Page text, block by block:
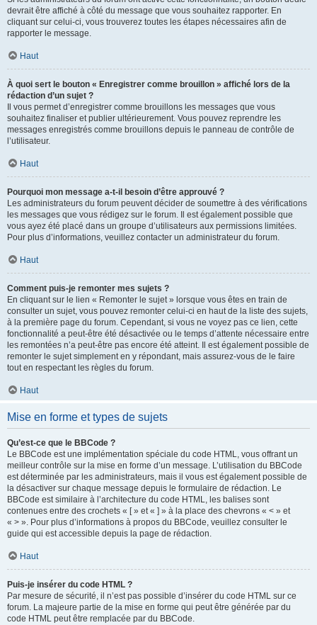
devrait être affiché à côté du message que vous souhaitez rapporter. En
cliquant sur celui-ci, vous trouverez toutes les étapes nécessaires afin de
rapporter le message.
Haut
À quoi sert le bouton « Enregistrer comme brouillon » affiché lors de la
rédaction d’un sujet ?
Il vous permet d’enregistrer comme brouillons les messages que vous
souhaitez finaliser et publier ultérieurement. Vous pouvez reprendre les
messages enregistrés comme brouillons depuis le panneau de contrôle de
l’utilisateur.
Haut
Pourquoi mon message a-t-il besoin d’être approuvé ?
Les administrateurs du forum peuvent décider de soumettre à des vérifications
les messages que vous rédigez sur le forum. Il est également possible que
vous ayez été placé dans un groupe d’utilisateurs aux permissions limitées.
Pour plus d’informations, veuillez contacter un administrateur du forum.
Haut
Comment puis-je remonter mes sujets ?
En cliquant sur le lien « Remonter le sujet » lorsque vous êtes en train de
consulter un sujet, vous pouvez remonter celui-ci en haut de la liste des sujets,
à la première page du forum. Cependant, si vous ne voyez pas ce lien, cette
fonctionnalité a peut-être été désactivée ou le temps d’attente nécessaire entre
les remontées n’a peut-être pas encore été atteint. Il est également possible de
remonter le sujet simplement en y répondant, mais assurez-vous de le faire
tout en respectant les règles du forum.
Haut
Mise en forme et types de sujets
Qu’est-ce que le BBCode ?
Le BBCode est une implémentation spéciale du code HTML, vous offrant un
meilleur contrôle sur la mise en forme d’un message. L’utilisation du BBCode
est déterminée par les administrateurs, mais il vous est également possible de
la désactiver sur chaque message depuis le formulaire de rédaction. Le
BBCode est similaire à l’architecture du code HTML, les balises sont
contenues entre des crochets « [ » et « ] » à la place des chevrons « < » et
« > ». Pour plus d’informations à propos du BBCode, veuillez consulter le
guide qui est accessible depuis la page de rédaction.
Haut
Puis-je insérer du code HTML ?
Par mesure de sécurité, il n’est pas possible d’insérer du code HTML sur ce
forum. La majeure partie de la mise en forme qui peut être générée par du
code HTML peut être remplacée par du BBCode.